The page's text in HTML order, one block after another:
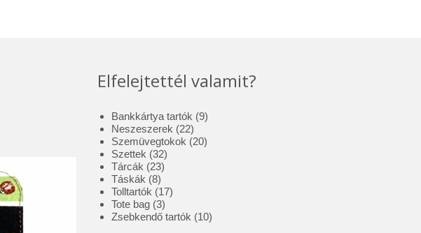
Elfelejtettél valamit?
Bankkártya tartók 99
Neszeszerek 2222
termék
Szemüvegtokok 2020
Szettek 3232
termék
Tárcák 2323
termék
Táskák 88
termék
Tolltartók 1717
Tote bag 33
termék
Zsebkendő tartók 1010